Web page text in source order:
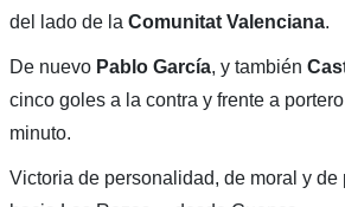
del lado de la Comunitat Valenciana.
De nuevo Pablo García, y también
cinco goles a la contra y frente a
minuto.
Victoria de personalidad, de moral y de